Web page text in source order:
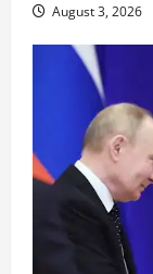
August 3, 2026